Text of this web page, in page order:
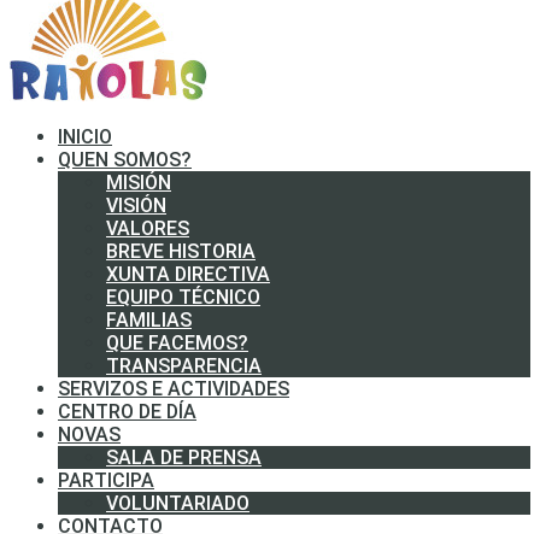
INICIO
QUEN SOMOS?
MISIÓN
VISIÓN
VALORES
BREVE HISTORIA
XUNTA DIRECTIVA
EQUIPO TÉCNICO
FAMILIAS
QUE FACEMOS?
TRANSPARENCIA
SERVIZOS E ACTIVIDADES
CENTRO DE DÍA
NOVAS
SALA DE PRENSA
PARTICIPA
VOLUNTARIADO
CONTACTO